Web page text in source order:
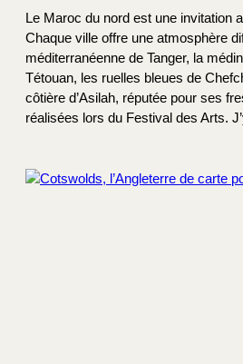
Le Maroc du nord est une invitation
Chaque ville offre une atmosphère
méditerranéenne de Tanger, la
Tétouan, les ruelles bleues de
côtière d’Asilah, réputée pour ses
réalisées lors du Festival des Arts.